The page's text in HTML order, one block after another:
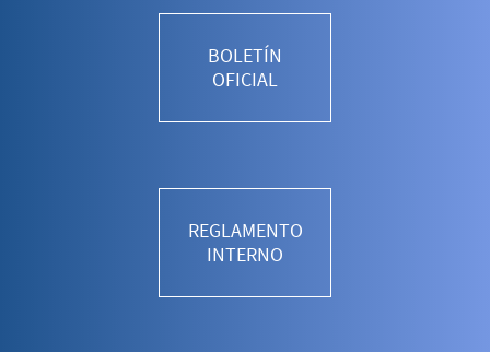
BOLETÍN
OFICIAL
REGLAMENTO
INTERNO